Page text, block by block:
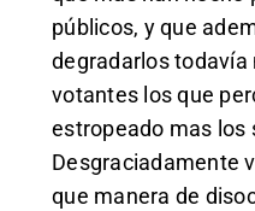
públicos, y que
degradarlos todavía
votantes los que
estropeado mas los
Desgraciadamente
que manera de